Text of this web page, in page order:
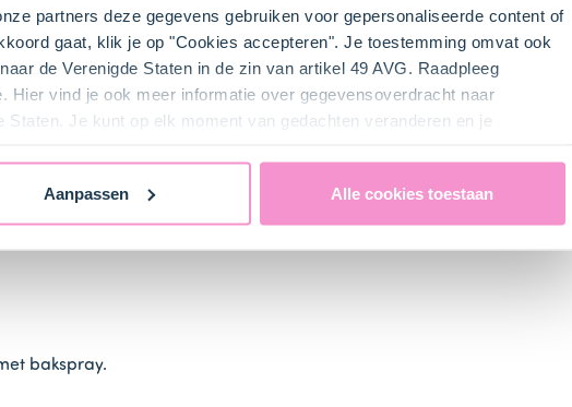
partners deze gegevens gebruiken voor gepersonaliseerde content of
gaat, klik je op "Cookies accepteren". Je toestemming omvat ook
de Verenigde Staten in de zin van artikel 49 AVG. Raadpleeg
Hier vind je ook meer informatie over gegevensoverdracht naar
Je kunt op elk moment van gedachten veranderen en je
Aanpassen Alle cookies toestaan
.
bakspray.